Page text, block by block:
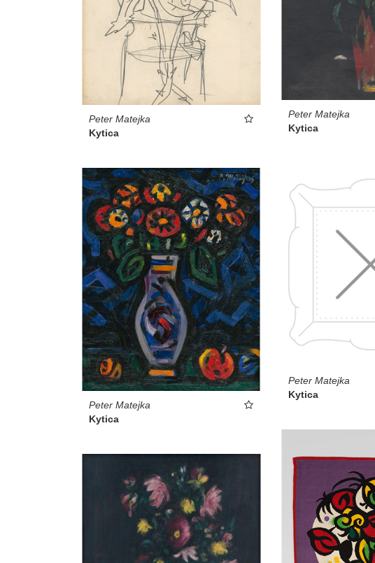
Peter Matejka
Kytica
Peter Matejka
Kytica
Peter Matejka
Kytica
Peter Matejka
Kytica